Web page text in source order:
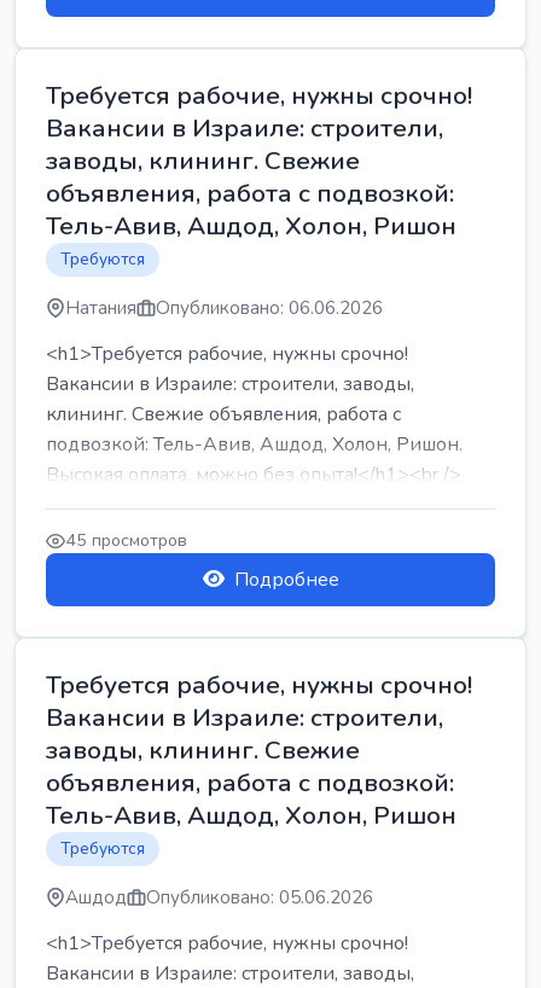
Требуется рабочие, нужны срочно!
Вакансии в Израиле: строители,
заводы, клининг. Свежие
объявления, работа с подвозкой:
Тель-Авив, Ашдод, Холон, Ришон
Требуются
Натания Опубликовано: 06.06.2026
<h1>Требуется рабочие, нужны срочно!
Вакансии в Израиле: строители, заводы,
клининг. Свежие объявления, работа с
подвозкой: Тель-Авив, Ашдод, Холон, Ришон.
Высокая оплата, можно без опыта!</h1><br />
...
45 просмотров
Подробнее
Требуется рабочие, нужны срочно!
Вакансии в Израиле: строители,
заводы, клининг. Свежие
объявления, работа с подвозкой:
Тель-Авив, Ашдод, Холон, Ришон
Требуются
Ашдод Опубликовано: 05.06.2026
<h1>Требуется рабочие, нужны срочно!
Вакансии в Израиле: строители, заводы,